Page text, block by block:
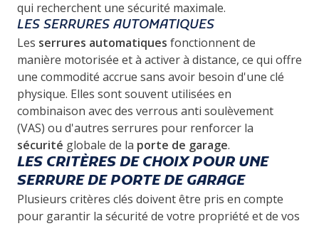
qui recherchent une sécurité maximale.
LES SERRURES AUTOMATIQUES
Les serrures automatiques fonctionnent de
manière motorisée et à activer à distance, ce qui offre
une commodité accrue sans avoir besoin d'une clé
physique. Elles sont souvent utilisées en
combinaison avec des verrous anti soulèvement
(VAS) ou d'autres serrures pour renforcer la
sécurité globale de la porte de garage.
LES CRITÈRES DE CHOIX POUR UNE
SERRURE DE PORTE DE GARAGE
Plusieurs critères clés doivent être pris en compte
pour garantir la sécurité de votre propriété et de vos